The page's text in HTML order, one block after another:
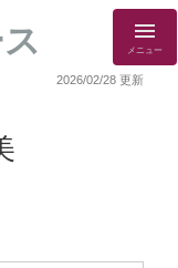
メニュー
2026/02/28 更新